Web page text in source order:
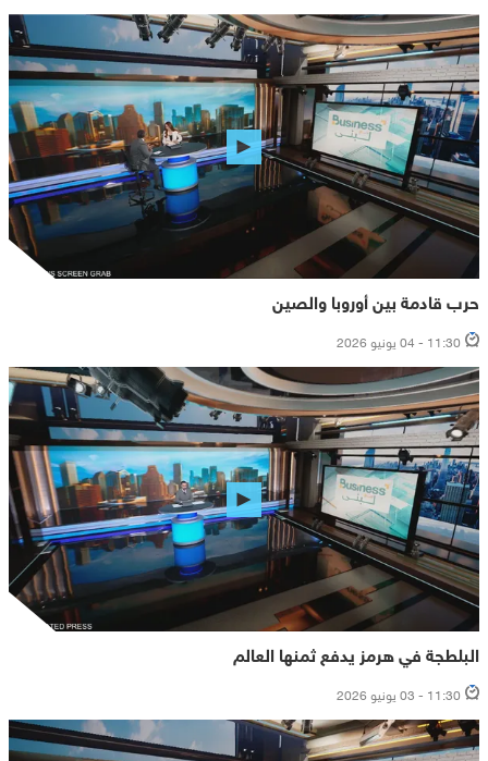
حرب قادمة بين أوروبا والصين
11:30 - 04 يونيو 2026
البلطجة في هرمز يدفع ثمنها العالم
11:30 - 03 يونيو 2026